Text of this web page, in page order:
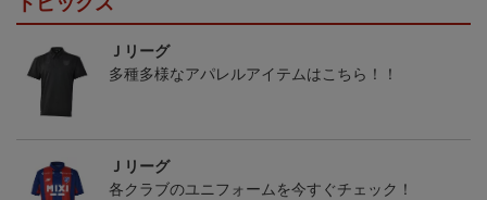
Ｊリーグ
多種多様なアパレルアイテムはこちら！！
Ｊリーグ
各クラブのユニフォームを今すぐチェック！